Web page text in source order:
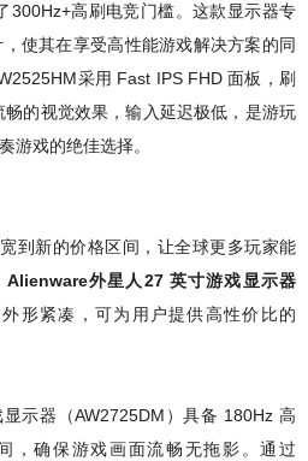
300Hz+高刷电竞门槛。这款显示器专
使其在享受高性能游戏解决方案的同
采用 Fast IPS FHD 面板，刷
的视觉效果，输入延迟极低，是游玩
游戏的绝佳选择。
到新的价格区间，让全球更多玩家能
Alienware外星人27 英寸游戏显示器
形紧凑，可为用户提供高性价比的
示器（AW2725DM）具备 180Hz 高
，确保游戏画面流畅无拖影。通过